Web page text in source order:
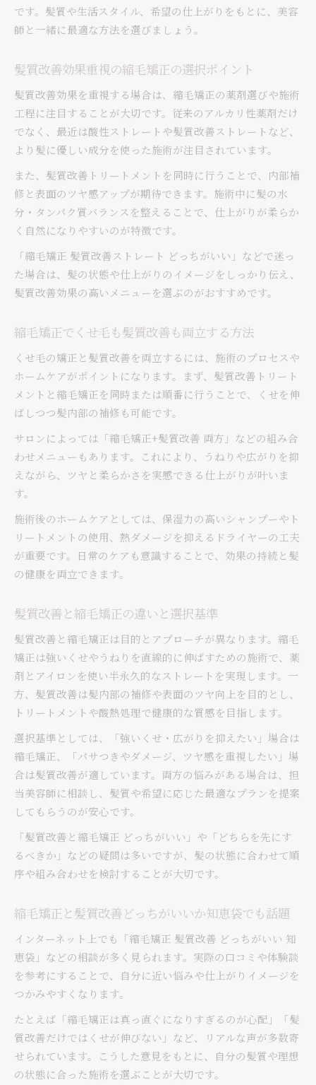
ダメージを抑える髪質改善系縮毛矯正のコツ
縮毛矯正で髪質改善とダメージケアを両立
弱酸性や同時施術による髪質改善型縮毛矯正
髪質改善ストレートと縮毛矯正の持続性比較
自然な仕上がりを実現する施術の秘密
縮毛矯正で髪質改善し自然な仕上がりを実現
髪質改善縮毛矯正で理想のナチュラルストレー
ト
縮毛矯正と髪質改善の組み合わせで質感アップ
自然な仕上がりに導く髪質改善系縮毛矯正の特
徴
縮毛矯正髪質改善ストレートでまとまり感を向
上
縮毛矯正と髪質改善どちらが自分向きか
髪質や悩み別で選ぶ縮毛矯正と髪質改善の判断
基準
縮毛矯正で髪質改善したい人のチェックポイン
ト
髪質改善と縮毛矯正どっちがいいか迷ったとき
の指標
縮毛矯正・髪質改善両方希望の方の選択ポイン
ト
です。髪質や生活スタイル、希望の仕上がりをもとに、美容
師と一緒に最適な方法を選びましょう。
髪質改善効果重視の縮毛矯正の選択ポイント
髪質改善効果を重視する場合は、縮毛矯正の薬剤選びや施術
工程に注目することが大切です。従来のアルカリ性薬剤だけ
でなく、最近は酸性ストレートや髪質改善ストレートなど、
より髪に優しい成分を使った施術が注目されています。
また、髪質改善トリートメントを同時に行うことで、内部補
修と表面のツヤ感アップが期待できます。施術中に髪の水
分・タンパク質バランスを整えることで、仕上がりが柔らか
く自然になりやすいのが特徴です。
「縮毛矯正 髪質改善ストレート どっちがいい」などで迷っ
た場合は、髪の状態や仕上がりのイメージをしっかり伝え、
髪質改善効果の高いメニューを選ぶのがおすすめです。
縮毛矯正でくせ毛も髪質改善も両立する方法
くせ毛の矯正と髪質改善を両立するには、施術のプロセスや
ホームケアがポイントになります。まず、髪質改善トリート
メントと縮毛矯正を同時または順番に行うことで、くせを伸
ばしつつ髪内部の補修も可能です。
サロンによっては「縮毛矯正+髪質改善 両方」などの組み合
わせメニューもあります。これにより、うねりや広がりを抑
えながら、ツヤと柔らかさを実感できる仕上がりが叶いま
す。
施術後のホームケアとしては、保湿力の高いシャンプーやト
リートメントの使用、熱ダメージを抑えるドライヤーの工夫
が重要です。日常のケアも意識することで、効果の持続と髪
の健康を両立できます。
髪質改善と縮毛矯正の違いと選択基準
髪質改善と縮毛矯正は目的とアプローチが異なります。縮毛
矯正は強いくせやうねりを直線的に伸ばすための施術で、薬
剤とアイロンを使い半永久的なストレートを実現します。一
方、髪質改善は髪内部の補修や表面のツヤ向上を目的とし、
トリートメントや酸熱処理で健康的な質感を目指します。
選択基準としては、「強いくせ・広がりを抑えたい」場合は
縮毛矯正、「パサつきやダメージ、ツヤ感を重視したい」場
合は髪質改善が適しています。両方の悩みがある場合は、担
当美容師に相談し、髪質や希望に応じた最適なプランを提案
してもらうのが安心です。
「髪質改善と縮毛矯正 どっちがいい」や「どちらを先にす
るべきか」などの疑問は多いですが、髪の状態に合わせて順
序や組み合わせを検討することが大切です。
縮毛矯正と髪質改善どっちがいいか知恵袋でも話題
インターネット上でも「縮毛矯正 髪質改善 どっちがいい 知
恵袋」などの相談が多く見られます。実際の口コミや体験談
を参考にすることで、自分に近い悩みや仕上がりイメージを
つかみやすくなります。
たとえば「縮毛矯正は真っ直ぐになりすぎるのが心配」「髪
質改善だけではくせが伸びない」など、リアルな声が多数寄
せられています。こうした意見をもとに、自分の髪質や理想
の状態に合った施術を選ぶことが大切です。